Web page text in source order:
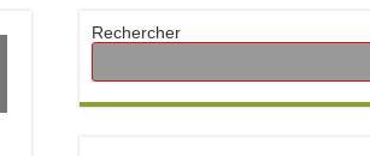
Rechercher